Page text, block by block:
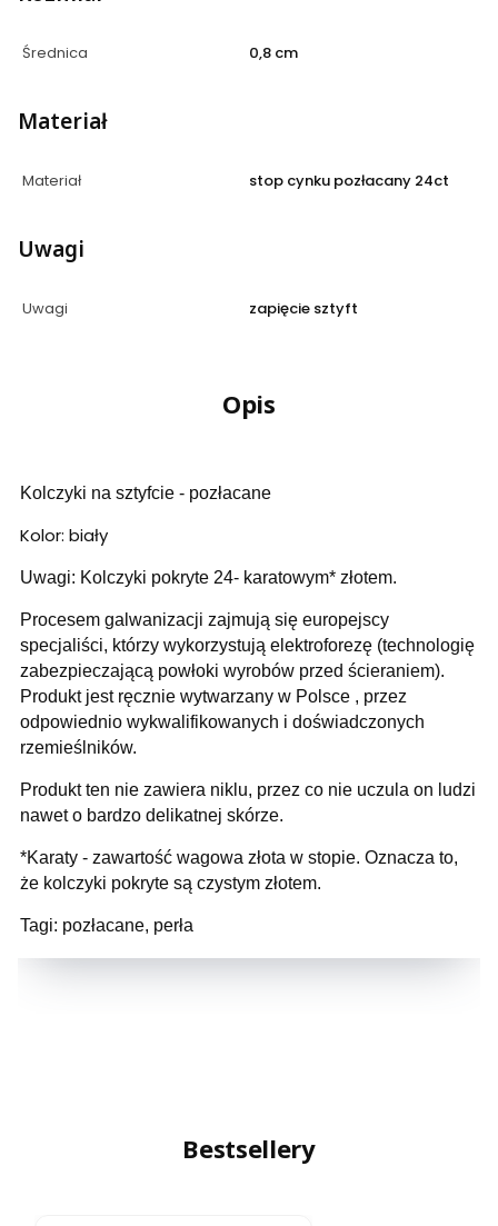
Średnica 0,8 cm
Materiał
Materiał stop cynku pozłacany 24ct
Uwagi
Uwagi zapięcie sztyft
Opis
Kolczyki na sztyfcie - pozłacane
Kolor: biały
Uwagi: Kolczyki pokryte 24- karatowym* złotem.
Procesem galwanizacji zajmują się europejscy
specjaliści, którzy wykorzystują elektroforezę (technologię
zabezpieczającą powłoki wyrobów przed ścieraniem).
Produkt jest ręcznie wytwarzany w Polsce , przez
odpowiednio wykwalifikowanych i doświadczonych
rzemieślników.
Produkt ten nie zawiera niklu, przez co nie uczula on ludzi
nawet o bardzo delikatnej skórze.
*Karaty - zawartość wagowa złota w stopie. Oznacza to,
że kolczyki pokryte są czystym złotem.
Tagi: pozłacane, perła
Bestsellery